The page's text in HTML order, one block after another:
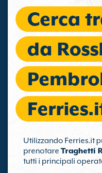
Cerca
da
Utilizzando Ferries.it
prenotare Traghetti
tutti i principali